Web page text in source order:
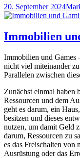
Veröffentlicht
am
20. September 2024
Immobilien
Immobilien und Games
nicht viel miteinander
Parallelen zwischen
Zunächst einmal haben
Ressourcen und dem
geht es darum, ein
besitzen und dieses
nutzen, um damit Geld
darum, Ressourcen zu
es das Freischalten von
Ausrüstung oder das